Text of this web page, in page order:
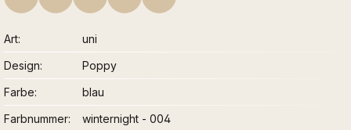
Art
uni
Design
Poppy
Farbe
blau
Farbnummer
winternight - 004